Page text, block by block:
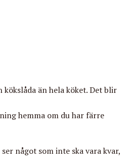
kökslåda än hela köket. Det blir
hemma om du har färre
något som inte ska vara kvar,